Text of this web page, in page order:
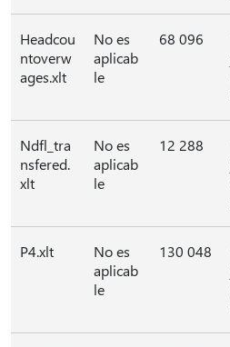
Headcou
ntoverw
ages.xlt
No es
aplicab
le
68 096
Ndfl_tra
nsfered.
xlt
No es
aplicab
le
12 288
P4.xlt
No es
aplicab
le
130 048